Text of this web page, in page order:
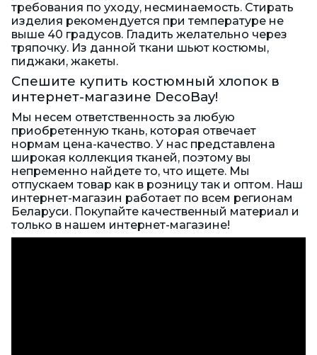
требования по уходу, несминаемость. Стирать
изделия рекомендуется при температуре не
выше 40 градусов. Гладить желательно через
тряпочку. Из данной ткани шьют костюмы,
пиджаки, жакеты.
Спешите купить костюмный хлопок в
интернет-магазине DecoBay!
Мы несем ответственность за любую
приобретенную ткань, которая отвечает
нормам цена-качество. У нас представлена
широкая коллекция тканей, поэтому вы
непременно найдете то, что ищете. Мы
отпускаем товар как в розницу так и оптом. Наш
интернет-магазин работает по всем регионам
Беларуси. Покупайте качественный материал и
только в нашем интернет-магазине!